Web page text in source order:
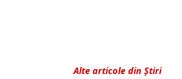
Alte articole din Știri